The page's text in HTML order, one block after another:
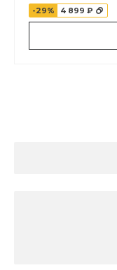
-29%
4 899 ₽